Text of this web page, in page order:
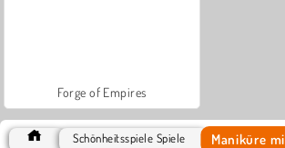
Forge of Empires
Schönheitsspiele Spiele Maniküre